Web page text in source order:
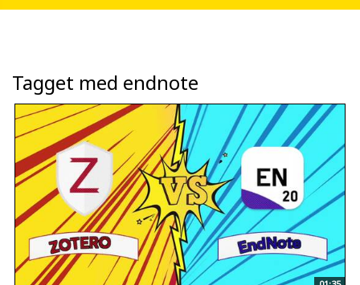
Tagget med endnote